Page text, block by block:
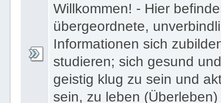
Willkommen! - Hier
übergeordnete,
Informationen sich
studieren; sich gesund
geistig klug zu sein und
sein, zu leben